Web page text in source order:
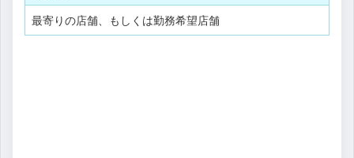
最寄りの店舗、もしくは勤務希望店舗